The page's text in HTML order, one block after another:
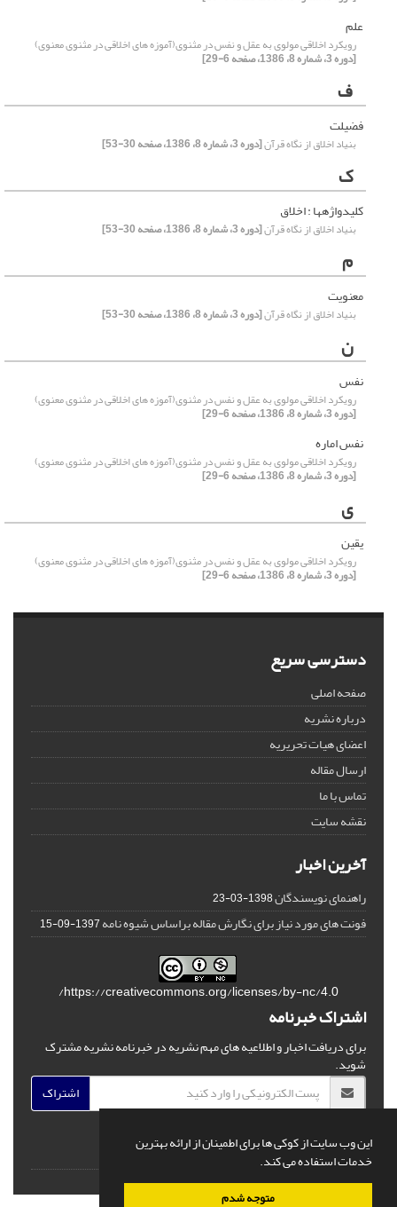
این وب سایت از کوکی ها برای اطمینان از ارائه بهترین
خدمات استفاده می کند.
متوجه شدم
علم
رویکرد اخلاقی مولوی به عقل و نفس در مثنوی(آموزه های اخلاقی در مثنوی معنوی)
[دوره 3، شماره 8، 1386، صفحه 6-29]
ف
فضیلت
بنیاد اخلاق از نگاه قرآن‏[دوره 3، شماره 8، 1386، صفحه 30-53]
ک
کلیدواژه‏ها : اخلاق
بنیاد اخلاق از نگاه قرآن‏[دوره 3، شماره 8، 1386، صفحه 30-53]
م
معنویت
بنیاد اخلاق از نگاه قرآن‏[دوره 3، شماره 8، 1386، صفحه 30-53]
ن
نفس
رویکرد اخلاقی مولوی به عقل و نفس در مثنوی(آموزه های اخلاقی در مثنوی معنوی)
[دوره 3، شماره 8، 1386، صفحه 6-29]
نفس اماره
رویکرد اخلاقی مولوی به عقل و نفس در مثنوی(آموزه های اخلاقی در مثنوی معنوی)
[دوره 3، شماره 8، 1386، صفحه 6-29]
ی
یقین
رویکرد اخلاقی مولوی به عقل و نفس در مثنوی(آموزه های اخلاقی در مثنوی معنوی)
[دوره 3، شماره 8، 1386، صفحه 6-29]
دسترسی سریع
صفحه اصلی
درباره نشریه
اعضای هیات تحریریه
ارسال مقاله
تماس با ما
نقشه سایت
آخرین اخبار
راهنمای نویسندگان1398-03-23
فونت های مورد نیاز برای نگارش مقاله براساس شیوه نامه1397-09-15
https://creativecommons.org/licenses/by-nc/4.0/
اشتراک خبرنامه
برای دریافت اخبار و اطلاعیه های مهم نشریه در خبرنامه نشریه مشترک
شوید.
اشتراک
© سامانه مدیریت نشریات علمی.قدرت گرفته ازسیناوب